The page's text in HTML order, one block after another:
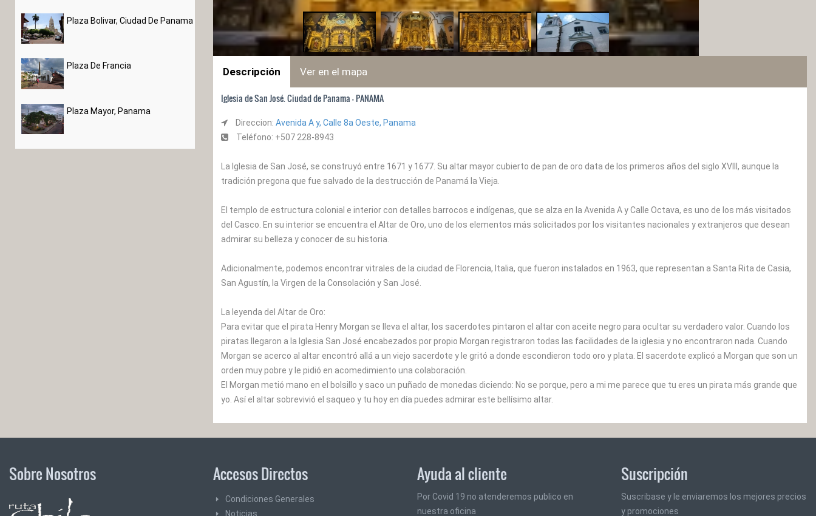
Plaza Bolivar, Ciudad De Panama
Plaza De Francia
Plaza Mayor, Panama
Descripción Ver en el mapa
Iglesia de San José. Ciudad de Panama - PANAMA
Direccion: Avenida A y, Calle 8a Oeste, Panama
Teléfono: +507 228-8943
La Iglesia de San José, se construyó entre 1671 y 1677. Su altar mayor cubierto de pan de oro data de los primeros años del siglo XVIII, aunque la
tradición pregona que fue salvado de la destrucción de Panamá la Vieja.
El templo de estructura colonial e interior con detalles barrocos e indígenas, que se alza en la Avenida A y Calle Octava, es uno de los más visitados
del Casco. En su interior se encuentra el Altar de Oro, uno de los elementos más solicitados por los visitantes nacionales y extranjeros que desean
admirar su belleza y conocer de su historia.
Adicionalmente, podemos encontrar vitrales de la ciudad de Florencia, Italia, que fueron instalados en 1963, que representan a Santa Rita de Casia,
San Agustín, la Virgen de la Consolación y San José.
La leyenda del Altar de Oro:
Para evitar que el pirata Henry Morgan se lleva el altar, los sacerdotes pintaron el altar con aceite negro para ocultar su verdadero valor. Cuando los
piratas llegaron a la Iglesia San José encabezados por propio Morgan registraron todas las facilidades de la iglesia y no encontraron nada. Cuando
Morgan se acerco al altar encontró allá a un viejo sacerdote y le gritó a donde escondieron todo oro y plata. El sacerdote explicó a Morgan que son un
orden muy pobre y le pidió en acomedimiento una colaboración.
El Morgan metió mano en el bolsillo y saco un puñado de monedas diciendo: No se porque, pero a mi me parece que tu eres un pirata más grande que
yo. Así el altar sobrevivió el saqueo y tu hoy en día puedes admirar este bellísimo altar.
Sobre Nosotros Accesos Directos
Condiciones Generales
Noticias
Ayuda al cliente
Por Covid 19 no atenderemos publico en
nuestra oficina
Suscripción
Suscribase y le enviaremos los mejores precios
y promociones